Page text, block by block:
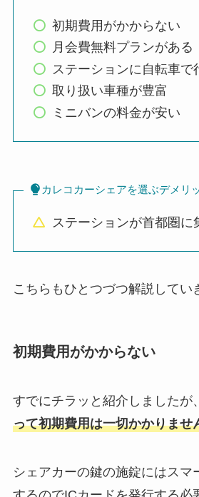
初期費用がかからない
月会費無料プランがある
ステーションに自転車で
取り扱い車種が豊富
ミニバンの料金が安い
カレコカーシェアを選ぶデメリ
ステーションが首都圏に
こちらもひとつづつ解説してい
初期費用がかからない
すでにチラッと紹介しましたが、
って初期費用は一切かかりませ
シェアカーの鍵の施錠にはスマ